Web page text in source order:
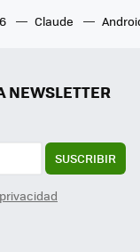
Claude
SUSCRIBIR